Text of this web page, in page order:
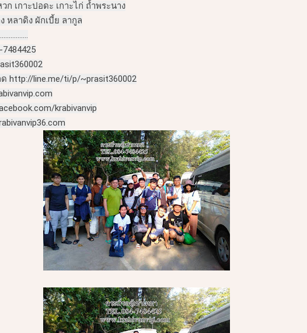
ก เกาะปอดะ เกาะไก่ ถ้ำพระนาง
หลาดิง ผักเบี้ย ลากูล
7484425
http://line.me/ti/p/~prasit360002
krabivanvip